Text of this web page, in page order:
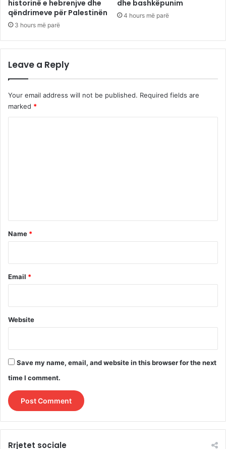
historinë e hebrenjve dhe
qëndrimeve për Palestinën
3 hours më parë
dhe bashkëpunim
4 hours më parë
Leave a Reply
Your email address will not be published. Required fields are
marked *
*
Name *
Email *
Website
Save my name, email, and website in this browser for the next
time I comment.
Rrjetet sociale